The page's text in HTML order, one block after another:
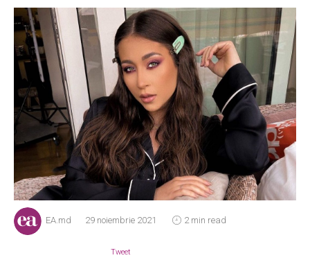
EA.md 29 noiembrie 2021 2 min read
Tweet